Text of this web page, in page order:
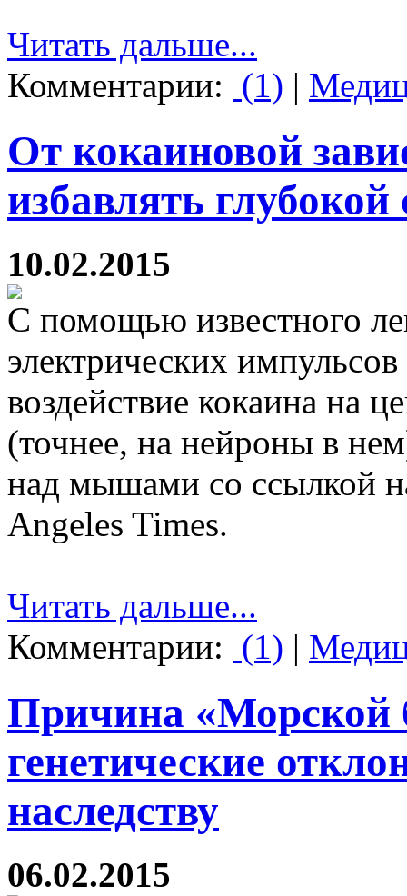
Читать дальше...
Комментарии: (1) |
От кокаиновой
избавлять
10.02.2015
С помощью известного
электрических
воздействие кокаина на
(точнее, на нейроны в
над мышами со ссылкой
Angeles Times.
Читать дальше...
Комментарии: (1) |
Причина «Морской
генетические
наследству
06.02.2015